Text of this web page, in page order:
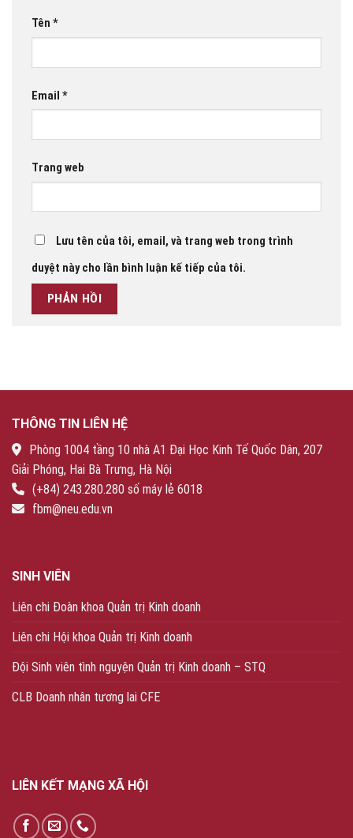
Tên *
Email *
Trang web
Lưu tên của tôi, email, và trang web trong trình
duyệt này cho lần bình luận kế tiếp của tôi.
THÔNG TIN LIÊN HỆ
Phòng 1004 tầng 10 nhà A1 Đại Học Kinh Tế Quốc Dân, 207
Giải Phóng, Hai Bà Trưng, Hà Nội
(+84) 243.280.280 số máy lẻ 6018
fbm@neu.edu.vn
SINH VIÊN
Liên chi Đoàn khoa Quản trị Kinh doanh
Liên chi Hội khoa Quản trị Kinh doanh
Đội Sinh viên tình nguyện Quản trị Kinh doanh – STQ
CLB Doanh nhân tương lai CFE
LIÊN KẾT MẠNG XÃ HỘI